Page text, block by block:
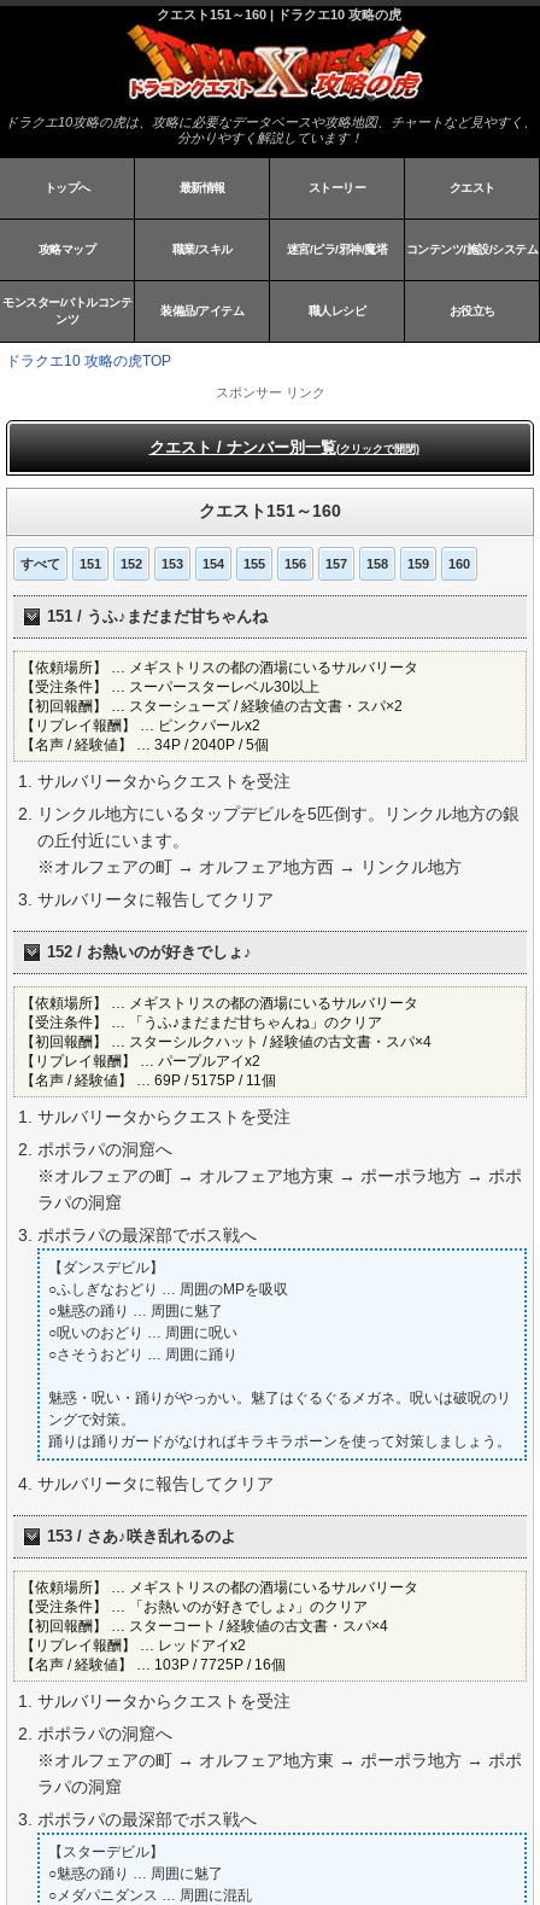
クエスト151～160 | ドラクエ10 攻略の虎
ドラクエ10攻略の虎は、攻略に必要なデータベースや攻略地図、チャートなど見やすく、
分かりやすく解説しています！
トップへ 最新情報 ストーリー クエスト
攻略マップ 職業/スキル 迷宮/ピラ/邪神/魔塔 コンテンツ/施設/システム
モンスター/バトルコンテ
ンツ
装備品/アイテム 職人レシピ お役立ち
ドラクエ10 攻略の虎TOP
スポンサー リンク
クエスト / ナンバー別一覧(クリックで開閉)
クエスト151～160
すべて 151 152 153 154 155 156 157 158 159 160
151 / うふ♪まだまだ甘ちゃんね
【依頼場所】 … メギストリスの都の酒場にいるサルバリータ
【受注条件】 … スーパースターレベル30以上
【初回報酬】 … スターシューズ / 経験値の古文書・スパ×2
【リプレイ報酬】 … ピンクパールx2
【名声 / 経験値】 … 34P / 2040P / 5個
サルバリータからクエストを受注
リンクル地方にいるタップデビルを5匹倒す。リンクル地方の銀
の丘付近にいます。
※オルフェアの町 → オルフェア地方西 → リンクル地方
サルバリータに報告してクリア
152 / お熱いのが好きでしょ♪
【依頼場所】 … メギストリスの都の酒場にいるサルバリータ
【受注条件】 … 「うふ♪まだまだ甘ちゃんね」のクリア
【初回報酬】 … スターシルクハット / 経験値の古文書・スパ×4
【リプレイ報酬】 … パープルアイx2
【名声 / 経験値】 … 69P / 5175P / 11個
サルバリータからクエストを受注
ポポラパの洞窟へ
※オルフェアの町 → オルフェア地方東 → ポーポラ地方 → ポポ
ラパの洞窟
ポポラパの最深部でボス戦へ
【ダンスデビル】
○ふしぎなおどり … 周囲のMPを吸収
○魅惑の踊り … 周囲に魅了
○呪いのおどり … 周囲に呪い
○さそうおどり … 周囲に踊り
魅惑・呪い・踊りがやっかい。魅了はぐるぐるメガネ。呪いは破呪のリ
ングで対策。
踊りは踊りガードがなければキラキラポーンを使って対策しましょう。
サルバリータに報告してクリア
153 / さあ♪咲き乱れるのよ
【依頼場所】 … メギストリスの都の酒場にいるサルバリータ
【受注条件】 … 「お熱いのが好きでしょ♪」のクリア
【初回報酬】 … スターコート / 経験値の古文書・スパ×4
【リプレイ報酬】 … レッドアイx2
【名声 / 経験値】 … 103P / 7725P / 16個
サルバリータからクエストを受注
ポポラパの洞窟へ
※オルフェアの町 → オルフェア地方東 → ポーポラ地方 → ポポ
ラパの洞窟
ポポラパの最深部でボス戦へ
【スターデビル】
○魅惑の踊り … 周囲に魅了
○メダパニダンス … 周囲に混乱